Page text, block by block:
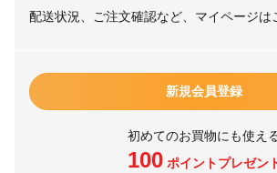
配送状況、ご注文確認など、マイページは
新規会員登録
初めてのお買物にも使え
100ポイントプレゼン